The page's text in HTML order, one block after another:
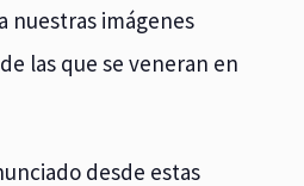
nuestras imágenes
las que se veneran en
desde estas